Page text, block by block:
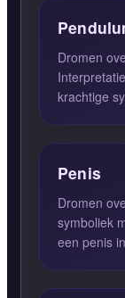
Dromen
Interpretatie Dromen over een pendulum kan een
krachtige
Penis
Dromen
symboliek
een penis